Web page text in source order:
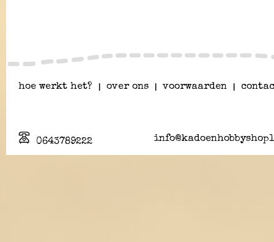
hoe werkt het? over ons voorwaarden
0643789222